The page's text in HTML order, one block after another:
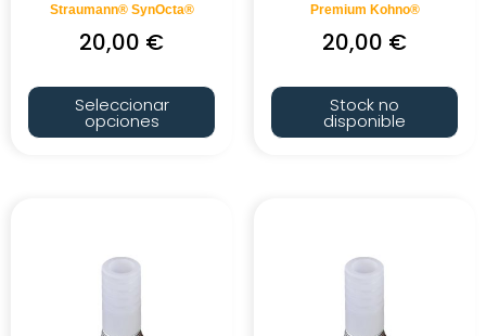
Straumann® SynOcta®
20,00 €
Seleccionar
opciones
Premium Kohno®
20,00 €
Stock no
disponible